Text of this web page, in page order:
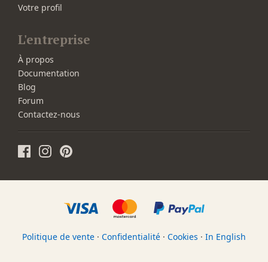
Votre profil
L'entreprise
À propos
Documentation
Blog
Forum
Contactez-nous
Politique de vente · Confidentialité · Cookies · In English